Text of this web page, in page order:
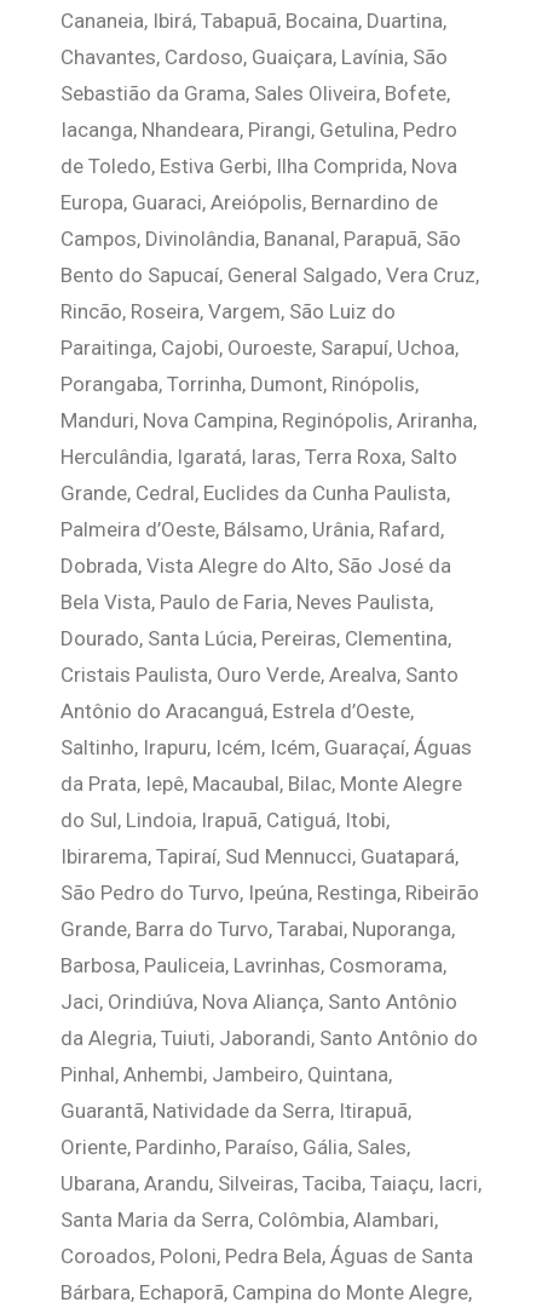
Cananeia, Ibirá, Tabapuã, Bocaina, Duartina,
Chavantes, Cardoso, Guaiçara, Lavínia, São
Sebastião da Grama, Sales Oliveira, Bofete,
Iacanga, Nhandeara, Pirangi, Getulina, Pedro
de Toledo, Estiva Gerbi, Ilha Comprida, Nova
Europa, Guaraci, Areiópolis, Bernardino de
Campos, Divinolândia, Bananal, Parapuã, São
Bento do Sapucaí, General Salgado, Vera Cruz,
Rincão, Roseira, Vargem, São Luiz do
Paraitinga, Cajobi, Ouroeste, Sarapuí, Uchoa,
Porangaba, Torrinha, Dumont, Rinópolis,
Manduri, Nova Campina, Reginópolis, Ariranha,
Herculândia, Igaratá, Iaras, Terra Roxa, Salto
Grande, Cedral, Euclides da Cunha Paulista,
Palmeira d’Oeste, Bálsamo, Urânia, Rafard,
Dobrada, Vista Alegre do Alto, São José da
Bela Vista, Paulo de Faria, Neves Paulista,
Dourado, Santa Lúcia, Pereiras, Clementina,
Cristais Paulista, Ouro Verde, Arealva, Santo
Antônio do Aracanguá, Estrela d’Oeste,
Saltinho, Irapuru, Icém, Icém, Guaraçaí, Águas
da Prata, Iepê, Macaubal, Bilac, Monte Alegre
do Sul, Lindoia, Irapuã, Catiguá, Itobi,
Ibirarema, Tapiraí, Sud Mennucci, Guatapará,
São Pedro do Turvo, Ipeúna, Restinga, Ribeirão
Grande, Barra do Turvo, Tarabai, Nuporanga,
Barbosa, Pauliceia, Lavrinhas, Cosmorama,
Jaci, Orindiúva, Nova Aliança, Santo Antônio
da Alegria, Tuiuti, Jaborandi, Santo Antônio do
Pinhal, Anhembi, Jambeiro, Quintana,
Guarantã, Natividade da Serra, Itirapuã,
Oriente, Pardinho, Paraíso, Gália, Sales,
Ubarana, Arandu, Silveiras, Taciba, Taiaçu, Iacri,
Santa Maria da Serra, Colômbia, Alambari,
Coroados, Poloni, Pedra Bela, Águas de Santa
Bárbara, Echaporã, Campina do Monte Alegre,